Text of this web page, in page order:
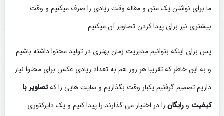
ما برای نوشتن یک متن و مقاله وقت زیادی را صرف میکنیم و وقت
بیشتری نیز برای پیدا کردن تصاویر آن میکنیم.
پس برای اینکه بتوانیم مدیریت زمان بهتری در تولید محتوا داشته باشیم
و به این خاطر که تقریبا هر روز هم به تعداد زیادی عکس برای محتوا نیاز
داریم تصمیم گرفتیم یکبار وقت بگذاریم و سایت هایی را کهتصاویر با
کیفیت و رایگان را در اختیار می گذارند را پیدا کنیم و یک دایرکتوری